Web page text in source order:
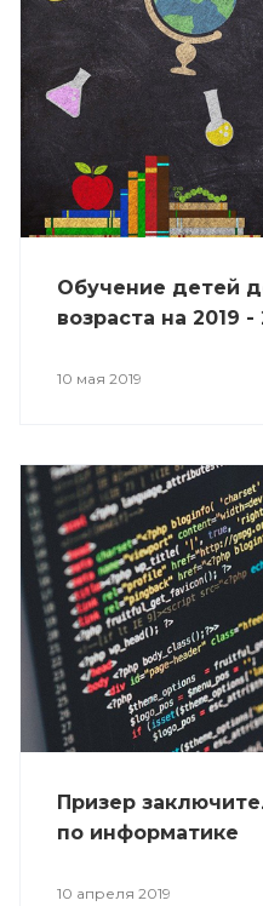
Обучение детей
возраста на 2019
10 мая 2019
Призер
по информатике
10 апреля 2019